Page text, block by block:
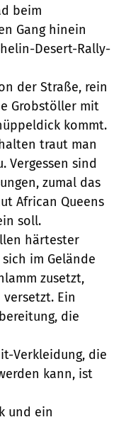
beim
Gang hinein
Desert-Rally-
der Straße, rein
Grobstöller mit
kommt.
traut man
Vergessen sind
zumal das
African Queens
soll.
härtester
im Gelände
zusetzt,
Ein
die
Verkleidung, die
kann, ist
und ein